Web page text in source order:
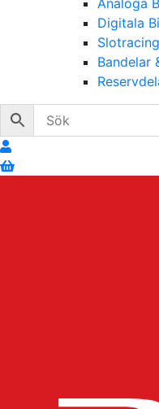
Digitala
Bandelar